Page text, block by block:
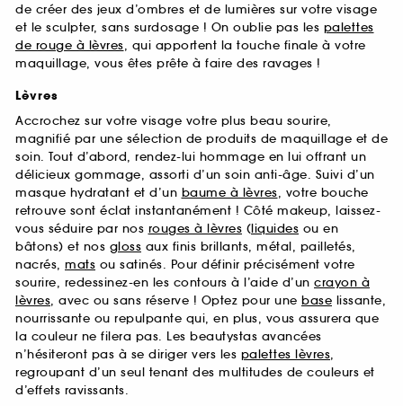
de créer des jeux d’ombres et de lumières sur votre visage
et le sculpter, sans surdosage ! On oublie pas les palettes
de rouge à lèvres, qui apportent la touche finale à votre
maquillage, vous êtes prête à faire des ravages !
Lèvres
Accrochez sur votre visage votre plus beau sourire,
magnifié par une sélection de produits de maquillage et de
soin. Tout d’abord, rendez-lui hommage en lui offrant un
délicieux gommage, assorti d’un soin anti-âge. Suivi d’un
masque hydratant et d’un baume à lèvres, votre bouche
retrouve sont éclat instantanément ! Côté makeup, laissez-
vous séduire par nos rouges à lèvres (liquides ou en
bâtons) et nos gloss aux finis brillants, métal, pailletés,
nacrés, mats ou satinés. Pour définir précisément votre
sourire, redessinez-en les contours à l’aide d’un crayon à
lèvres, avec ou sans réserve ! Optez pour une base lissante,
nourrissante ou repulpante qui, en plus, vous assurera que
la couleur ne filera pas. Les beautystas avancées
n’hésiteront pas à se diriger vers les palettes lèvres,
regroupant d’un seul tenant des multitudes de couleurs et
d’effets ravissants.